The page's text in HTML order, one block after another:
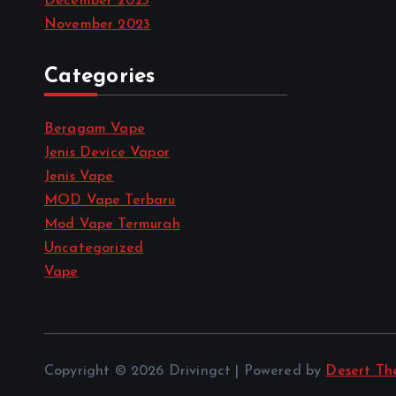
November 2023
Categories
Beragam Vape
Jenis Device Vapor
Jenis Vape
MOD Vape Terbaru
Mod Vape Termurah
Uncategorized
Vape
Copyright © 2026 Drivingct | Powered by Desert